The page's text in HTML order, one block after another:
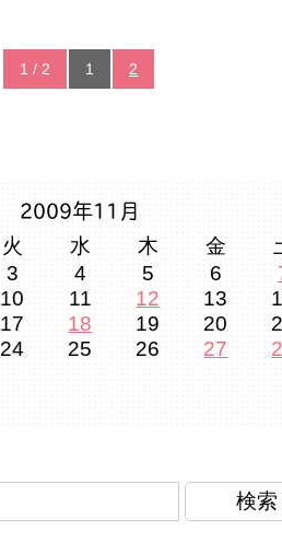
1 / 2 1 2
2009年11月
火 水 木 金
3 4 5 6
10 11 12 13
17 18 19 20
24 25 26 27